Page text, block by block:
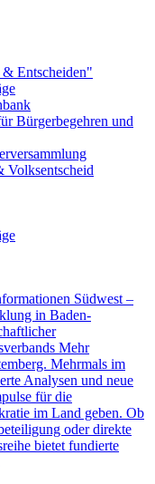
Entscheiden"
Bürgerbegehren und
Volksentscheid
Südwest –
in Baden-
Mehr
Mehrmals im
Analysen und neue
für die
im Land geben. Ob
oder direkte
bietet fundierte